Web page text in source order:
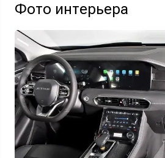
Фото интерьера